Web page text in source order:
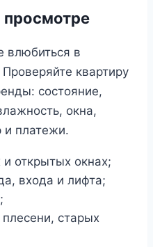
просмотре
влюбиться в
квартиру
состояние,
окна,
и платежи.
открытых окнах;
входа и лифта;
старых